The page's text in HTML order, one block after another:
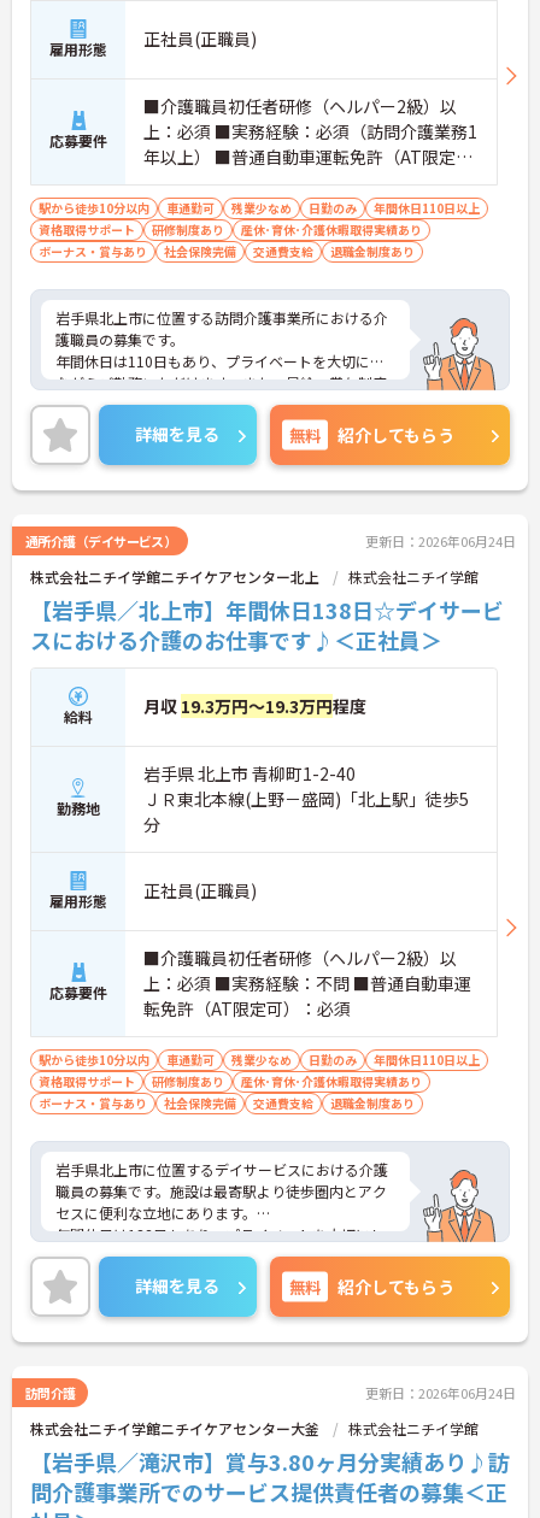
雇用形態 正社員(正職員)
応募要件
■介護職員初任者研修（ヘルパー2級）以
上：必須 ■実務経験：必須（訪問介護業務1
年以上） ■普通自動車運転免許（AT限定
可）：必須
駅から徒歩10分以内 車通勤可 残業少なめ 日勤のみ
年間休日110日以上
資格取得サポート
研修制度あり
産休･育休･介護休暇取得実績あり
ボーナス・賞与あり
社会保険完備 交通費支給 退職金制度あり
岩手県北上市に位置する訪問介護事業所における介
護職員の募集です。
年間休日は110日もあり、プライベートを大切にし
ながらご勤務いただけます。また、昇給・賞与制度
があり、頑張りが目に見える形できちんと評価され
る職場です。
ご興味のある方には、面接対策ポイントなど、さら
に詳細をご案内しますのでお気軽にご相談くださ
い！
詳細を見る 無料 紹介してもらう
通所介護（デイサービス） 更新日：2026年06月24日
株式会社ニチイ学館ニチイケアセンター北上 株式会社ニチイ学館
【岩手県／北上市】年間休日138日☆デイサービ
スにおける介護のお仕事です♪＜正社員＞
給料 月収 19.3万円～19.3万円程度
勤務地
岩手県 北上市 青柳町1-2-40
ＪＲ東北本線(上野－盛岡)「北上駅」徒歩5
分
雇用形態 正社員(正職員)
応募要件
■介護職員初任者研修（ヘルパー2級）以
上：必須 ■実務経験：不問 ■普通自動車運
転免許（AT限定可）：必須
駅から徒歩10分以内 車通勤可 残業少なめ 日勤のみ
年間休日110日以上
資格取得サポート
研修制度あり
産休･育休･介護休暇取得実績あり
ボーナス・賞与あり
社会保険完備 交通費支給 退職金制度あり
岩手県北上市に位置するデイサービスにおける介護
職員の募集です。施設は最寄駅より徒歩圏内とアク
セスに便利な立地にあります。
年間休日は138日もあり、プライベートを大切にし
ながらご勤務いただけます。また、昇給・賞与制度
があり、頑張りが目に見える形できちんと評価され
る職場です。
ご興味のある方には、面接対策ポイントなど、さら
に詳細をご案内しますのでお気軽にご相談くださ
詳細を見る 無料 紹介してもらう
訪問介護 更新日：2026年06月24日
株式会社ニチイ学館ニチイケアセンター大釜 株式会社ニチイ学館
【岩手県／滝沢市】賞与3.80ヶ月分実績あり♪訪
問介護事業所でのサービス提供責任者の募集＜正